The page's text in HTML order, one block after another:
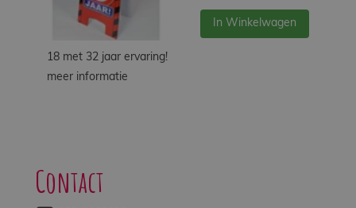
In Winkelwagen
18 met 32 jaar ervaring!
meer informatie
Contact